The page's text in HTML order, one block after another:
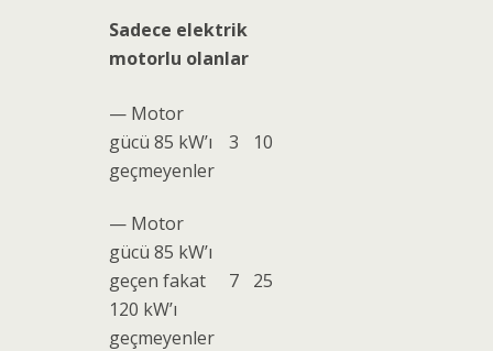
Sadece elektrik
motorlu olanlar
— Motor
gücü 85 kW’ı
geçmeyenler
3 10
— Motor
gücü 85 kW’ı
geçen fakat
120 kW’ı
geçmeyenler
7 25